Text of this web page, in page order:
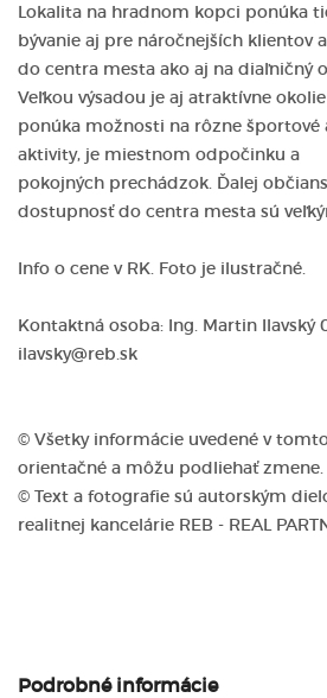
Lokalita na hradnom kopci ponúka
bývanie aj pre náročnejších klientov
do centra mesta ako aj na diaľničný
Veľkou výsadou je aj atraktívne
ponúka možnosti na rôzne športové
aktivity, je miestnom odpočinku a
pokojných prechádzok. Ďalej
dostupnosť do centra mesta sú
Info o cene v RK. Foto je ilustračné.
Kontaktná osoba: Ing. Martin Ilavský
ilavsky@reb.sk
© Všetky informácie uvedené v
orientačné a môžu podliehať zmene.
© Text a fotografie sú autorským
realitnej kancelárie REB - REAL
Podrobné informácie